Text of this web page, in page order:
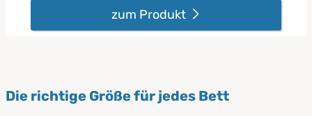
zum Produkt
Die richtige Größe für jedes Bett